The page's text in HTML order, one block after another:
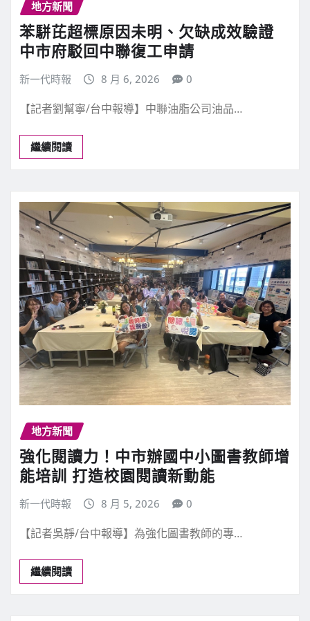
地方新聞
苯駢芘超標原因未明、欠缺成效驗證
中市府駁回中聯復工申請
新一代時報 8 月 6, 2026 0
【記者劉幫寧/台中報導】中聯油脂公司油品…
繼續閱讀
地方新聞
強化閱讀力！中市辦國中小圖書教師增
能培訓 打造校園閱讀新動能
新一代時報 8 月 5, 2026 0
【記者吳靜/台中報導】為強化圖書教師的專…
繼續閱讀